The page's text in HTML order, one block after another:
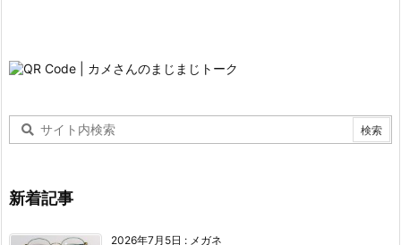
新着記事
2026年7月5日 : メガネ